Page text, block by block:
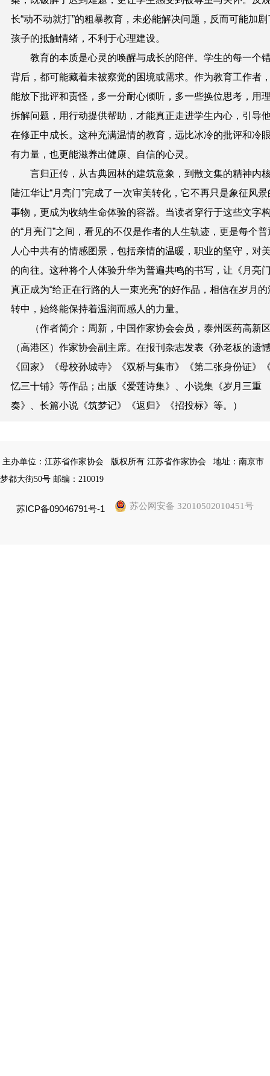
长“动不动就打”的粗暴教育，未必能解决问题，反而可能加剧
孩子的抵触情绪，不利于心理建设。
教育的本质是心灵的唤醒与成长的陪伴。学生的每一个
背后，都可能藏着未被察觉的困境或需求。作为教育工作者
能放下批评和责怪，多一分耐心倾听，多一些换位思考，用
拆解问题，用行动提供帮助，才能真正走进学生内心，引导
在修正中成长。这种充满温情的教育，远比冰冷的批评和冷
有力量，也更能滋养出健康、自信的心灵。
言归正传，从古典园林的建筑意象，到散文集的精神内
陆江华让“月亮门”完成了一次审美转化，它不再只是象征风景
事物，更成为收纳生命体验的容器。当读者穿行于这些文字
的“月亮门”之间，看见的不仅是作者的人生轨迹，更是每个普
人心中共有的情感图景，包括亲情的温暖，职业的坚守，对
的向往。这种将个人体验升华为普遍共鸣的书写，让《月亮
真正成为“给正在行路的人一束光亮”的好作品，相信在岁月的
转中，始终能保持着温润而感人的力量。
（作者简介：周新，中国作家协会会员，泰州医药高新
（高港区）作家协会副主席。在报刊杂志发表《孙老板的遗
《回家》《母校孙城寺》《双桥与集市》《第二张身份证》
忆三十铺》等作品；出版《爱莲诗集》、小说集《岁月三重
奏》、长篇小说《筑梦记》《返归》《招投标》等。）
主办单位：江苏省作家协会 版权所有 江苏省作家协会
地址：南京市
梦都大街50号 邮编：210019
苏ICP备09046791号-1 苏公网安备 32010502010451号